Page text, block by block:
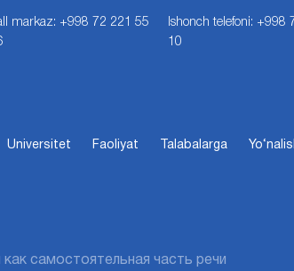
markaz: +998 72 221 55
Ishonch telefoni: +998
10
Universitet Faoliyat Talabalarga
как самостоятельная часть речи